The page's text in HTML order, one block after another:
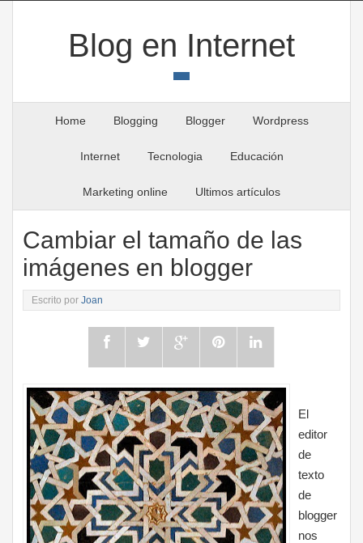
Blog en Internet
Home Blogging Blogger Wordpress
Internet Tecnologia Educación
Marketing online Ultimos artículos
Cambiar el tamaño de las
imágenes en blogger
Escrito porJoan
El
editor
de
texto
de
blogger
nos